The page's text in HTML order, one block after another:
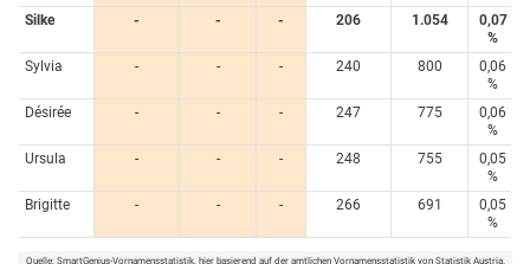
Silke
- - - 206 1.054
0,07
%
Sylvia
- - - 240 800
0,06
%
Désirée
- - - 247 775
0,06
%
Ursula
- - - 248 755
0,05
%
Brigitte
- - - 266 691
0,05
%
Quelle: SmartGenius-Vornamensstatistik, hier basierend auf der amtlichen Vornamensstatistik von Statistik Austria.